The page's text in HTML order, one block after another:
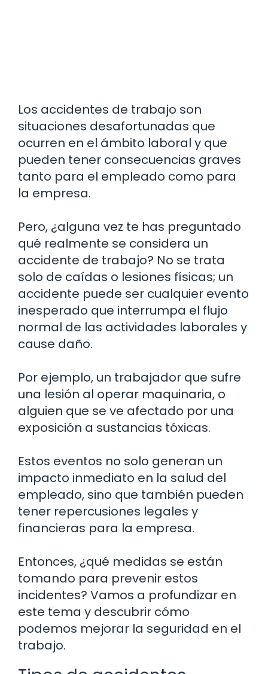
Los accidentes de trabajo son
situaciones desafortunadas que
ocurren en el ámbito laboral y que
pueden tener consecuencias graves
tanto para el empleado como para
la empresa.
Pero, ¿alguna vez te has preguntado
qué realmente se considera un
accidente de trabajo? No se trata
solo de caídas o lesiones físicas; un
accidente puede ser cualquier evento
inesperado que interrumpa el flujo
normal de las actividades laborales y
cause daño.
Por ejemplo, un trabajador que sufre
una lesión al operar maquinaria, o
alguien que se ve afectado por una
exposición a sustancias tóxicas.
Estos eventos no solo generan un
impacto inmediato en la salud del
empleado, sino que también pueden
tener repercusiones legales y
financieras para la empresa.
Entonces, ¿qué medidas se están
tomando para prevenir estos
incidentes? Vamos a profundizar en
este tema y descubrir cómo
podemos mejorar la seguridad en el
trabajo.